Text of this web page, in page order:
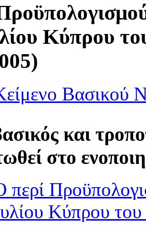
Κύπρου
Βασικού
και
στο
περί
Κύπρου